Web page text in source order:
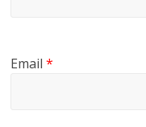
Email*